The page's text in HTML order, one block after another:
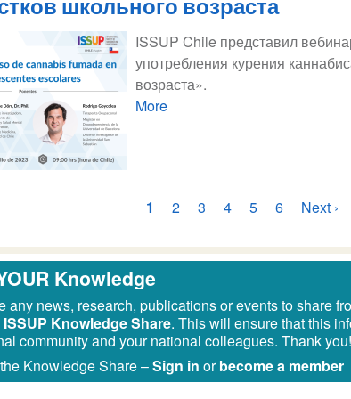
школьного возраста
ISSUP Chile представил
употребления курения
возраста».
More
Текущая
1 Страница
2 Страница
3 Страница
4 Страница
5 Страница
6 Next ›
Knowledge
any news, research, publications or events to share
ISSUP Knowledge Share. This will ensure that this
community and your national colleagues. Thank you!
Knowledge Share –Sign in orbecome a member